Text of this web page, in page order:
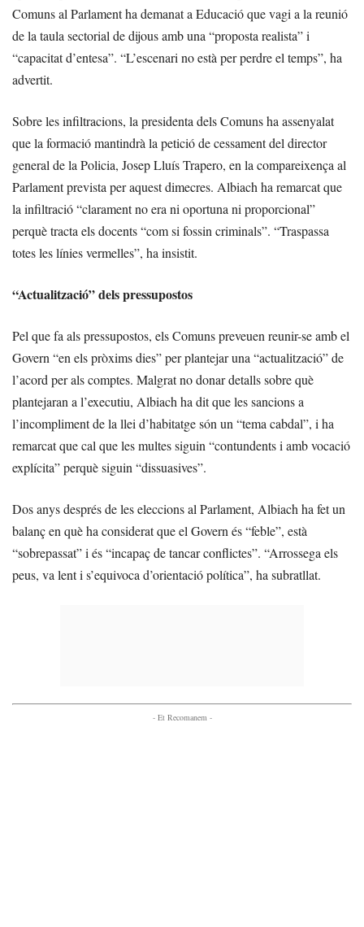
Comuns al Parlament ha demanat a Educació que vagi a la reunió
de la taula sectorial de dijous amb una “proposta realista” i
“capacitat d’entesa”. “L’escenari no està per perdre el temps”, ha
advertit.
Sobre les infiltracions, la presidenta dels Comuns ha assenyalat
que la formació mantindrà la petició de cessament del director
general de la Policia, Josep Lluís Trapero, en la compareixença al
Parlament prevista per aquest dimecres. Albiach ha remarcat que
la infiltració “clarament no era ni oportuna ni proporcional”
perquè tracta els docents “com si fossin criminals”. “Traspassa
totes les línies vermelles”, ha insistit.
“Actualització” dels pressupostos
Pel que fa als pressupostos, els Comuns preveuen reunir-se amb el
Govern “en els pròxims dies” per plantejar una “actualització” de
l’acord per als comptes. Malgrat no donar detalls sobre què
plantejaran a l’executiu, Albiach ha dit que les sancions a
l’incompliment de la llei d’habitatge són un “tema cabdal”, i ha
remarcat que cal que les multes siguin “contundents i amb vocació
explícita” perquè siguin “dissuasives”.
Dos anys després de les eleccions al Parlament, Albiach ha fet un
balanç en què ha considerat que el Govern és “feble”, està
“sobrepassat” i és “incapaç de tancar conflictes”. “Arrossega els
peus, va lent i s’equivoca d’orientació política”, ha subratllat.
- Et Recomanem -